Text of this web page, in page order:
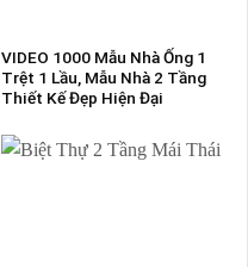
VIDEO 1000 Mẫu Nhà Ống 1
Trệt 1 Lầu, Mẫu Nhà 2 Tầng
Thiết Kế Đẹp Hiện Đại